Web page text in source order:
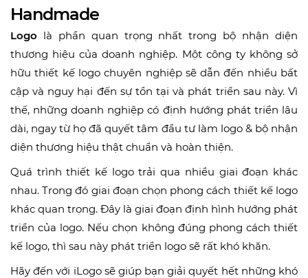
Handmade
Logo là phần quan trọng nhất trong bộ nhận diện
thương hiệu của doanh nghiệp. Một công ty không sở
hữu thiết kế logo chuyên nghiệp sẽ dẫn đến nhiều bất
cập và nguy hại đến sự tồn tại và phát triển sau này. Vì
thế, những doanh nghiệp có định hướng phát triển lâu
dài, ngay từ họ đã quyết tâm đầu tư làm logo & bộ nhận
diện thương hiệu thật chuẩn và hoàn thiện.
Quá trình thiết kế logo trải qua nhiều giai đoạn khác
nhau. Trong đó giai đoạn chọn phong cách thiết kế logo
khác quan trọng. Đây là giai đoạn định hình hướng phát
triển của logo. Nếu chọn không đúng phong cách thiết
kế logo, thì sau này phát triển logo sẽ rất khó khăn.
Hãy đến với iLogo sẽ giúp bạn giải quyết hết những khó